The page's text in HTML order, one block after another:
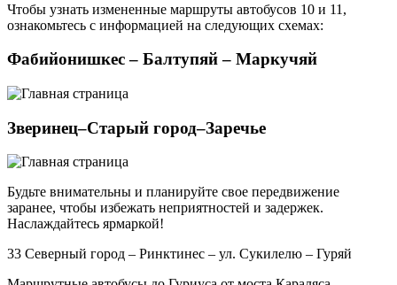
Чтобы узнать измененные маршруты автобусов 10 и 11,
ознакомьтесь с информацией на следующих схемах:
Фабийонишкес – Балтупяй – Маркучяй
Зверинец–Старый город–Заречье
Будьте внимательны и планируйте свое передвижение
заранее, чтобы избежать неприятностей и задержек.
Наслаждайтесь ярмаркой!
33 Северный город – Ринктинес – ул. Сукилелю – Гуряй